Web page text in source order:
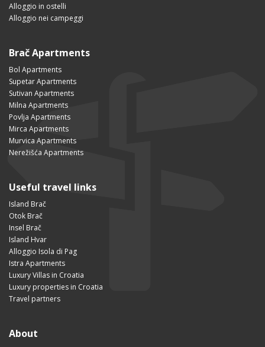
Alloggio in ostelli
Alloggio nei campeggi
Brač Apartments
Bol Apartments
Supetar Apartments
Sutivan Apartments
Milna Apartments
Povlja Apartments
Mirca Apartments
Murvica Apartments
Nerežišća Apartments
Useful travel links
Island Brač
Otok Brač
Insel Brač
Island Hvar
Alloggio Isola di Pag
Istra Apartments
Luxury Villas in Croatia
Luxury properties in Croatia
Travel partners
About